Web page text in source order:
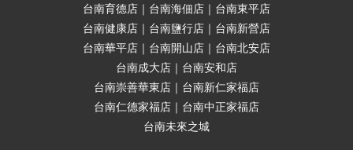
台南育德店｜台南海佃店｜台南東平店
台南健康店｜台南鹽行店｜台南新營店
台南華平店｜台南開山店｜台南北安店
台南成大店｜台南安和店
台南崇善華東店｜台南新仁家福店
台南仁德家福店｜台南中正家福店
台南未來之城